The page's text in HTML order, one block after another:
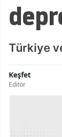
Türkiye
Keşfet
Editör